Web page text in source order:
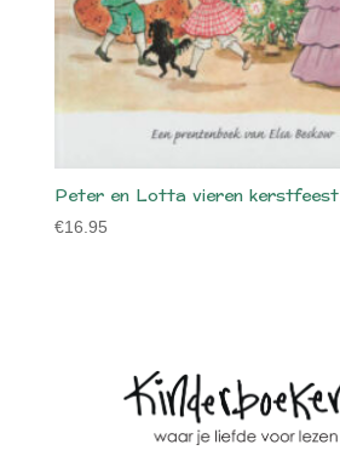
Peter en Lotta vieren kerstfeest
€16.95